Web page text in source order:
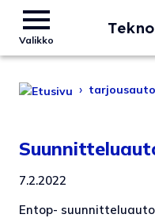
Valikko
›
7.2.2022
Entop-